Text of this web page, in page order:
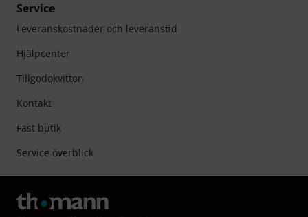
Service
Leveranskostnader och leveranstid
Hjälpcenter
Tillgodokvitton
Kontakt
Fast butik
Service överblick